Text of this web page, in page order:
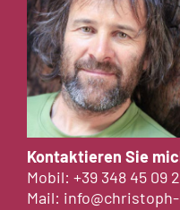
Kontaktieren Sie
Mobil: +39 348 45 09
Mail: